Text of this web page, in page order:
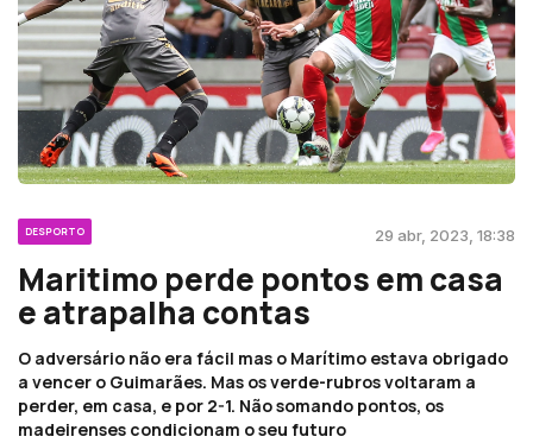
DESPORTO 29 abr, 2023, 18:38
Maritimo perde pontos em casa
e atrapalha contas
O adversário não era fácil mas o Marítimo estava obrigado
a vencer o Guimarães. Mas os verde-rubros voltaram a
perder, em casa, e por 2-1. Não somando pontos, os
madeirenses condicionam o seu futuro